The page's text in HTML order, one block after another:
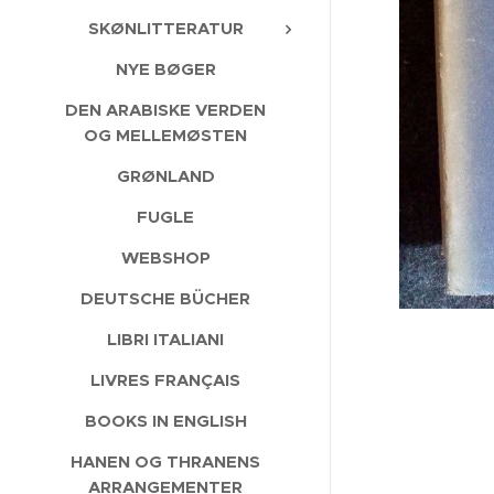
SKØNLITTERATUR
NYE BØGER
DEN ARABISKE VERDEN
OG MELLEMØSTEN
GRØNLAND
FUGLE
WEBSHOP
DEUTSCHE BÜCHER
LIBRI ITALIANI
LIVRES FRANÇAIS
BOOKS IN ENGLISH
HANEN OG THRANENS
ARRANGEMENTER